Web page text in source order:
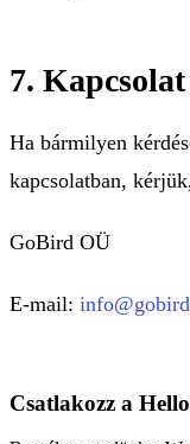
7. Kapcsolat
Ha bármilyen
kapcsolatban,
GoBird OÜ
E-mail:
Csatlakozz a